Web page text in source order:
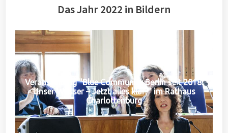
Das Jahr 2022 in Bildern
Veranstaltung "Blue Community Berlin seit 2018:
Unser Wasser – Jetzt alles klar?" im Rathaus
Charlottenburg